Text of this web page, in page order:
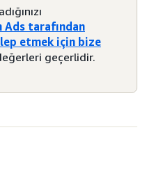
Ads tarafından
etmek için bize
geçerlidir.